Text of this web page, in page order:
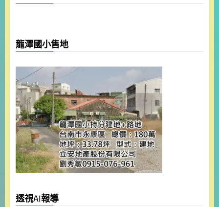
龍潭國小售地
透視AI報導